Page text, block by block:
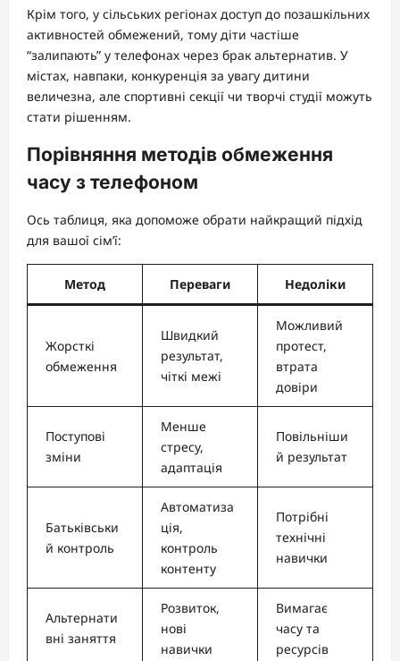
Крім того, у сільських регіонах доступ до позашкільних
активностей обмежений, тому діти частіше
“залипають” у телефонах через брак альтернатив. У
містах, навпаки, конкуренція за увагу дитини
величезна, але спортивні секції чи творчі студії можуть
стати рішенням.
Порівняння методів обмеження
часу з телефоном
Ось таблиця, яка допоможе обрати найкращий підхід
для вашої сім’ї:
Метод Переваги Недоліки
Жорсткі
обмеження
Швидкий
результат,
чіткі межі
Можливий
протест,
втрата
довіри
Поступові
зміни
Менше
стресу,
адаптація
Повільніши
й результат
Батьківськи
й контроль
Автоматиза
ція,
контроль
контенту
Потрібні
технічні
навички
Альтернати
вні заняття
Розвиток,
нові
навички
Вимагає
часу та
ресурсів